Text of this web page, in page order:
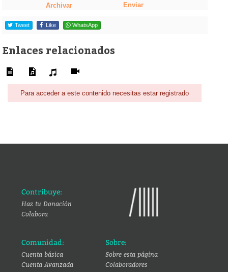
Archivar Enviar
Tweet Like WhatsApp
Enlaces relacionados
Para acceder a este contenido necesitas estar registrado
Contribuye:
Haz tu Donación
Colabora
Comunidad:
Cuenta básica
Cuenta Avanzada
Sobre:
Sobre esta página
Colaboradores